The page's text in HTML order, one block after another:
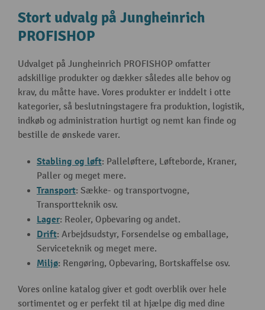
Stort udvalg på Jungheinrich
PROFISHOP
Udvalget på Jungheinrich PROFISHOP omfatter
adskillige produkter og dækker således alle behov og
krav, du måtte have. Vores produkter er inddelt i otte
kategorier, så beslutningstagere fra produktion, logistik,
indkøb og administration hurtigt og nemt kan finde og
bestille de ønskede varer.
Stabling og løft: Palleløftere, Løfteborde, Kraner,
Paller og meget mere.
Transport: Sække- og transportvogne,
Transportteknik osv.
Lager: Reoler, Opbevaring og andet.
Drift: Arbejdsudstyr, Forsendelse og emballage,
Serviceteknik og meget mere.
Miljø: Rengøring, Opbevaring, Bortskaffelse osv.
Vores online katalog giver et godt overblik over hele
sortimentet og er perfekt til at hjælpe dig med dine